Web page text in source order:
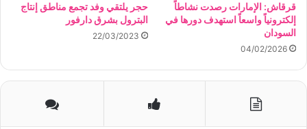
قرقاش: الإمارات رصدت نشاطاً
إلكترونياً واسعاً استهدف دورها في
السودان
04/02/2026
حجر يلتقي وفد تجمع مناطق إنتاج
البترول بشرق دارفور
22/03/2023